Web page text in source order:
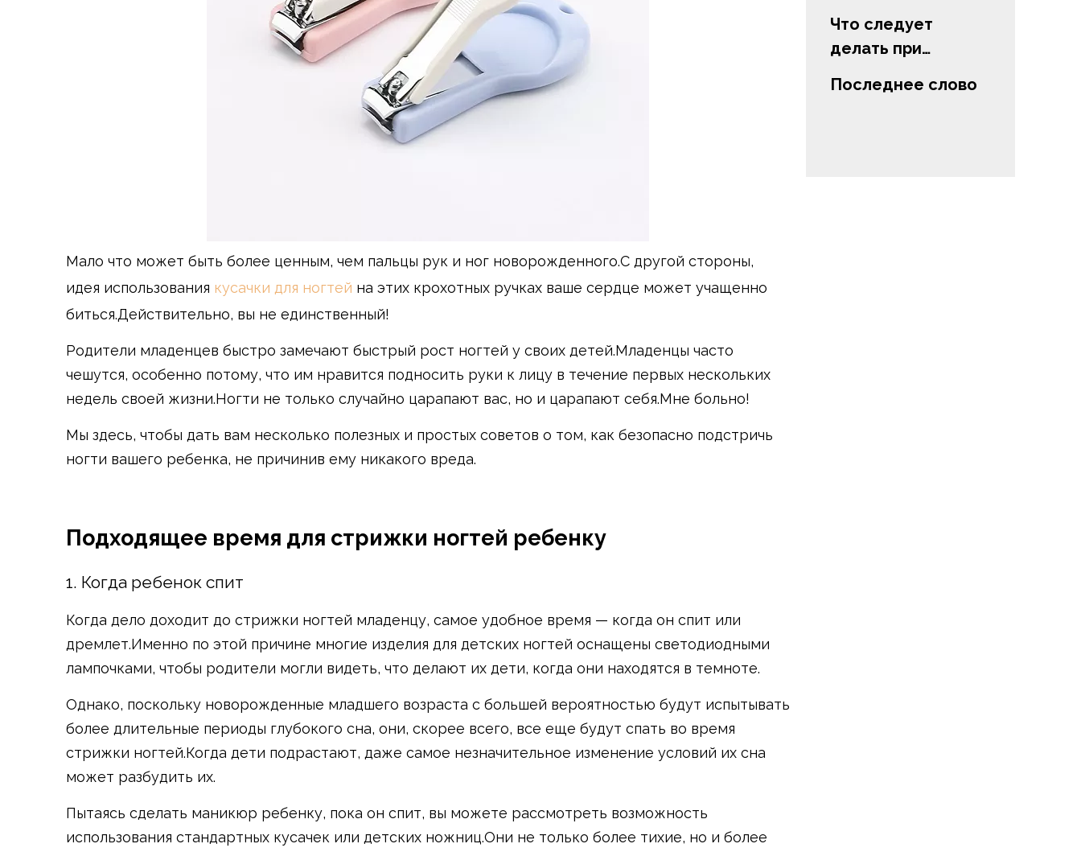
Мало что может быть более ценным, чем пальцы рук и ног новорожденного.С другой стороны,
идея использования кусачки для ногтей на этих крохотных ручках ваше сердце может учащенно
биться.Действительно, вы не единственный!
Родители младенцев быстро замечают быстрый рост ногтей у своих детей.Младенцы часто
чешутся, особенно потому, что им нравится подносить руки к лицу в течение первых нескольких
недель своей жизни.Ногти не только случайно царапают вас, но и царапают себя.Мне больно!
Мы здесь, чтобы дать вам несколько полезных и простых советов о том, как безопасно подстричь
ногти вашего ребенка, не причинив ему никакого вреда.
Подходящее время для стрижки ногтей ребенку
1. Когда ребенок спит
Когда дело доходит до стрижки ногтей младенцу, самое удобное время — когда он спит или
дремлет.Именно по этой причине многие изделия для детских ногтей оснащены светодиодными
лампочками, чтобы родители могли видеть, что делают их дети, когда они находятся в темноте.
Однако, поскольку новорожденные младшего возраста с большей вероятностью будут испытывать
более длительные периоды глубокого сна, они, скорее всего, все еще будут спать во время
стрижки ногтей.Когда дети подрастают, даже самое незначительное изменение условий их сна
может разбудить их.
Пытаясь сделать маникюр ребенку, пока он спит, вы можете рассмотреть возможность
использования стандартных кусачек или детских ножниц.Они не только более тихие, но и более
Что следует
делать при
ребенку
Последнее слово